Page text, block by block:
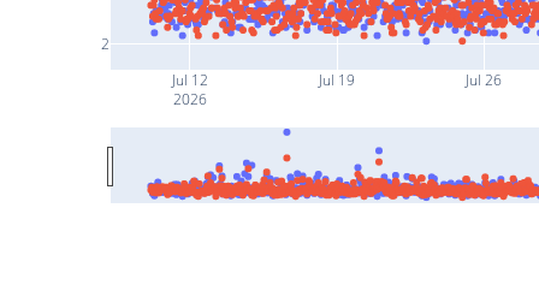
Jul 12
2026
Jul 19 Jul 26
2